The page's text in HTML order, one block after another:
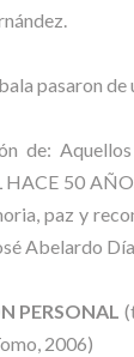
pasaron
de:
50
paz y
Abelardo
PERSONAL
2006)